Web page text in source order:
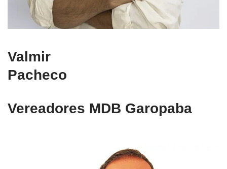
Valmir
Pacheco
Vereadores MDB Garopaba